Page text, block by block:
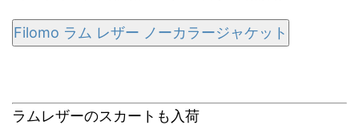
Filomo ラム レザー ノーカラージャケット
ラムレザーのスカートも入荷